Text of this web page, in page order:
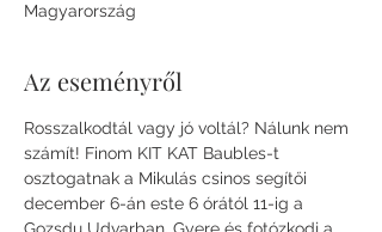
Magyarország
Az eseményről
Rosszalkodtál vagy jó voltál? Nálunk nem
számít! Finom KIT KAT Baubles-t
osztogatnak a Mikulás csinos segítői
december 6-án este 6 órától 11-ig a